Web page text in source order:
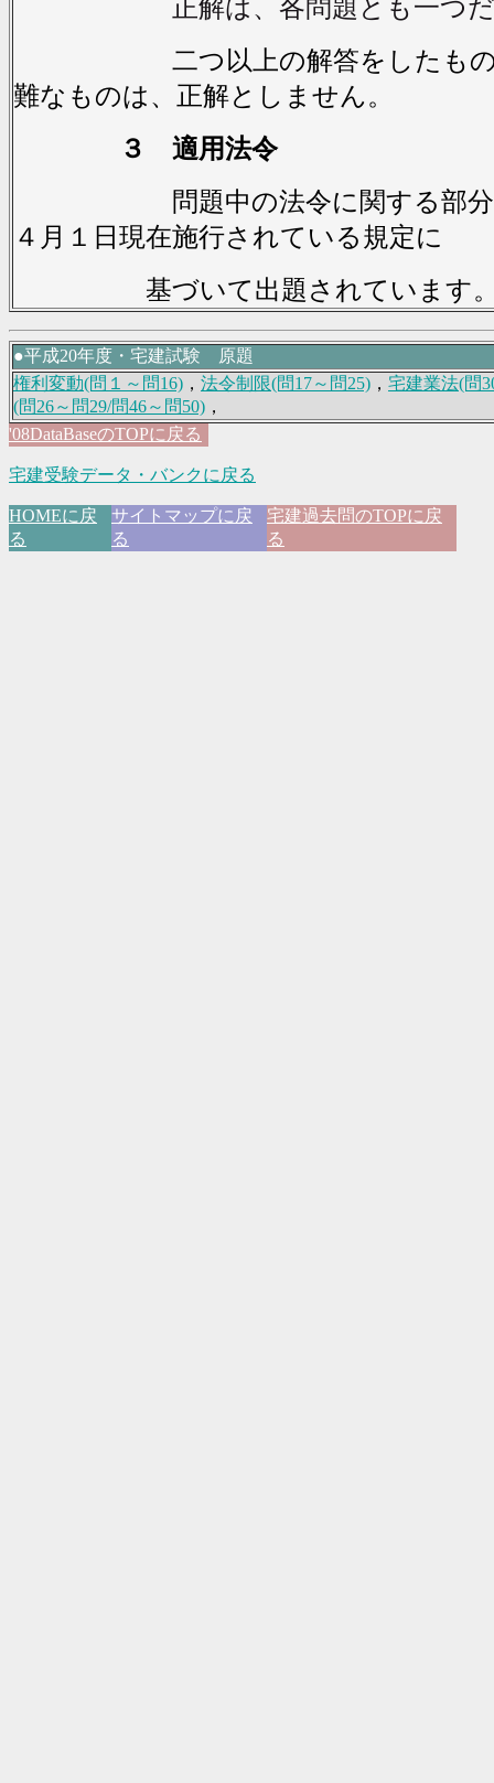
正解は、各問題とも一つ
二つ以上の解答をしたもの及
難なものは、正解としません。
３ 適用法令
問題中の法令に関する部分は
４月１日現在施行されている規定に
基づいて出題されています
●平成20年度・宅建試験 原題
権利変動(問１～問16) ， 法令制限(問17～問25) ， 宅建業法(問
(問26～問29/問46～問50) ，
'08DataBaseのTOPに戻る
宅建受験データ・バンクに戻る
HOMEに戻
る
サイトマップに戻
る
宅建過去問のTOPに戻
る